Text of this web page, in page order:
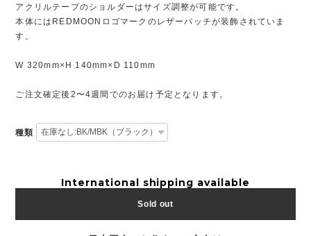
アクリルテープのショルダーはサイズ調整が可能です。
本体にはREDMOONロゴマークのレザーパッチが装飾されていま
す。
W 320mm×H 140mm×D 110mm
ご注文確定後2〜4週間でのお届け予定となります。
種類
International shipping available
Sold out